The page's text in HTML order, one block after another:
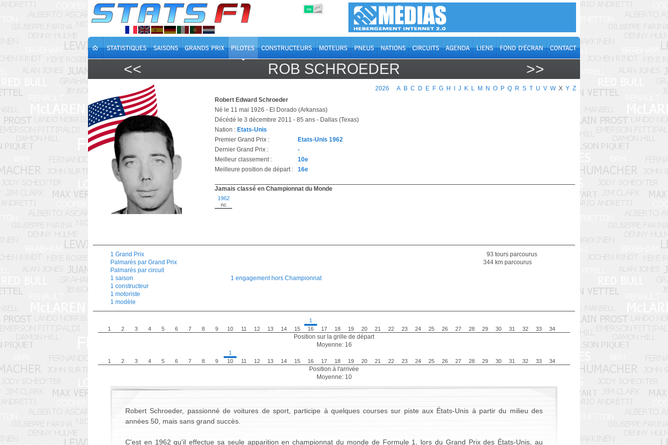
ON OFF
<< ROB SCHROEDER >>
2026 A B C D E F G H J K L M N O P Q R S T U V W X Y Z
Robert Edward Schroeder
Né le 11 mai 1926 - El Dorado (Arkansas)
Décédé le 3 décembre 2011 - 85 ans - Dallas (Texas)
Nation : Etats-Unis
Premier Grand Prix :
Etats-Unis 1962
Dernier Grand Prix :
-
Meilleur classement :
10e
Meilleure position de départ :
16e
Jamais classé en Championnat du Monde
1962
nc
1 Grand Prix
Palmarès par Grand Prix
Palmarès par circuit
1 saison
1 constructeur
1 motoriste
1 modèle
1 engagement hors Championnat
93 tours parcourus
344 km parcourus
1 2 3 4 5 6 7 8 9 10 11 12 13 14 15
1
16
17 18 19 20 21 22 23 24 25 26 27 28 29 30 31 32 33 34
Position sur la grille de départ
Moyenne: 16
1 2 3 4 5 6 7 8 9
1
10
11 12 13 14 15 16 17 18 19 20 21 22 23 24 25 26 27 28 29 30 31 32 33 34
Position à l'arrivée
Moyenne: 10
Robert Schroeder, passionné de voitures de sport, participe à quelques courses sur piste aux États-Unis à partir du milieu des
années 50, mais sans grand succès.
C'est en 1962 qu'il effectue sa seule apparition en championnat du monde de Formule 1, lors du Grand Prix des États-Unis, au